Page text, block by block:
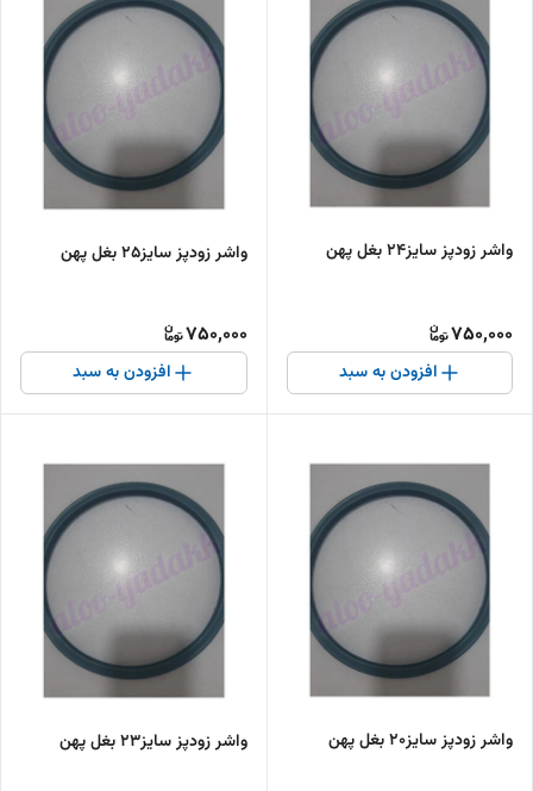
واشر زودپز سایز۲۴ بغل پهن
750,000
افزودن به سبد
واشر زودپز سایز۲۵ بغل پهن
750,000
افزودن به سبد
واشر زودپز سایز۲۰ بغل پهن واشر زودپز سایز۲۳ بغل پهن